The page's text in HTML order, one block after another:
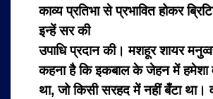
काव्य प्रतिभा से प्रभावित होकर
इन्हें सर की
उपाधि प्रदान की। मशहूर शायर
कहना है कि इकबाल के जेहन में हमेशा
था, जो किसी सरहद में नहीं बँटा